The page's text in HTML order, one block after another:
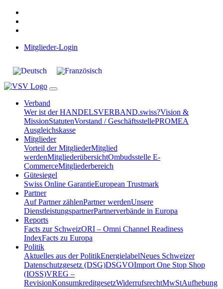
Mitglieder-Login
Verband
Wer ist der HANDELSVERBAND.swiss?Vision &
MissionStatutenVorstand / GeschäftsstellePROMEA
Ausgleichskasse
Mitglieder
Vorteil der MitgliederMitglied
werdenMitgliederübersichtOmbudsstelle E-
CommerceMitgliederbereich
Gütesiegel
Swiss Online GarantieEuropean Trustmark
Partner
Auf Partner zählenPartner werdenUnsere
DienstleistungspartnerPartnerverbände in Europa
Reports
Facts zur SchweizORI – Omni Channel Readiness
IndexFacts zu Europa
Politik
Aktuelles aus der PolitikEnergielabelNeues Schweizer
Datenschutzgesetz (DSG)DSGVOImport One Stop Shop
(IOSS)VREG –
RevisionKonsumkreditgesetzWiderrufsrechtMwStAufhebung